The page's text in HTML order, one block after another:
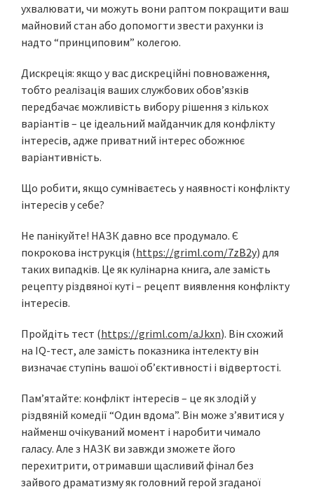
ухвалювати, чи можуть вони раптом покращити ваш
майновий стан або допомогти звести рахунки із
надто “принциповим” колегою.
Дискреція: якщо у вас дискреційні повноваження,
тобто реалізація ваших службових обов’язків
передбачає можливість вибору рішення з кількох
варіантів – це ідеальний майданчик для конфлікту
інтересів, адже приватний інтерес обожнює
варіантивність.
Що робити, якщо сумніваєтесь у наявності конфлікту
інтересів у себе?
Не панікуйте! НАЗК давно все продумало. Є
покрокова інструкція (https://griml.com/7zB2y) для
таких випадків. Це як кулінарна книга, але замість
рецепту різдвяної куті – рецепт виявлення конфлікту
інтересів.
Пройдіть тест (https://griml.com/aJkxn). Він схожий
на IQ-тест, але замість показника інтелекту він
визначає ступінь вашої об’єктивності і відвертості.
Пам’ятайте: конфлікт інтересів – це як злодій у
різдвяній комедії “Один вдома”. Він може зʼявитися у
найменш очікуваний момент і наробити чимало
галасу. Але з НАЗК ви завжди зможете його
перехитрити, отримавши щасливий фінал без
зайвого драматизму як головний герой згаданої